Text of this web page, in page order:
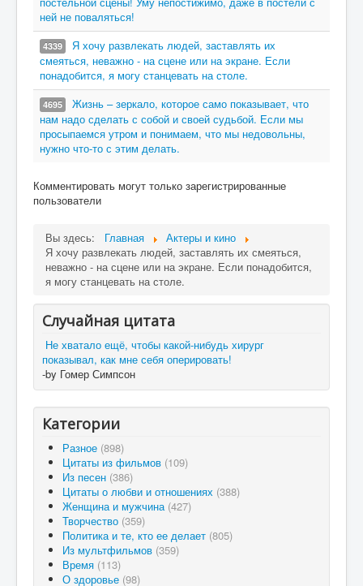
ней не поваляться!
4339
Я хочу развлекать людей, заставлять их
смеяться, неважно - на сцене или на экране. Если
понадобится, я могу станцевать на столе.
4695
Жизнь – зеркало, которое само показывает, что
нам надо сделать с собой и своей судьбой. Если мы
просыпаемся утром и понимаем, что мы недовольны,
нужно что-то с этим делать.
Комментировать могут только зарегистрированные
пользователи
Вы здесь: Главная
Актеры и кино
Я хочу развлекать людей, заставлять их смеяться,
неважно - на сцене или на экране. Если понадобится,
я могу станцевать на столе.
Случайная цитата
Не хватало ещё, чтобы какой-нибудь хирург
показывал, как мне себя оперировать!
-by Гомер Симпсон
Категории
Разное (898)
Цитаты из фильмов (109)
Из песен (386)
Цитаты о любви и отношениях (388)
Женщина и мужчина (427)
Творчество (359)
Политика и те, кто ее делает (805)
Из мультфильмов (359)
Время (113)
О здоровье (98)